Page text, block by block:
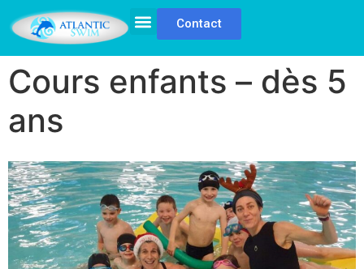
Contact
Cours enfants – dès 5
ans
Cookies management panel